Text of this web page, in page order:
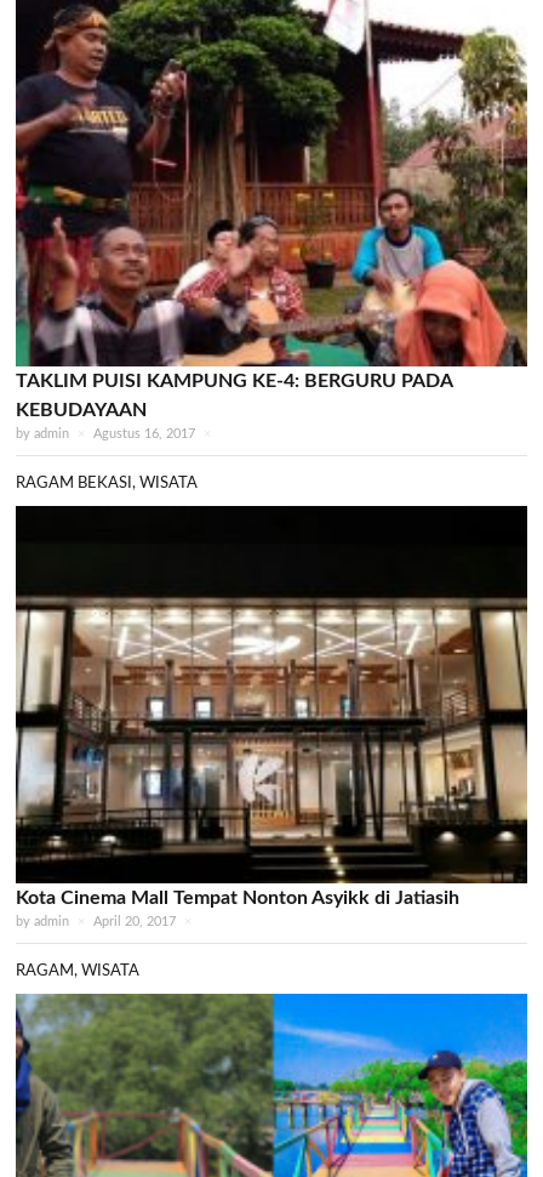
TAKLIM PUISI KAMPUNG KE-4: BERGURU PADA
KEBUDAYAAN
byadmin × Agustus 16, 2017 ×
RAGAM BEKASI,WISATA
Kota Cinema Mall Tempat Nonton Asyikk di Jatiasih
byadmin × April 20, 2017 ×
RAGAM, WISATA